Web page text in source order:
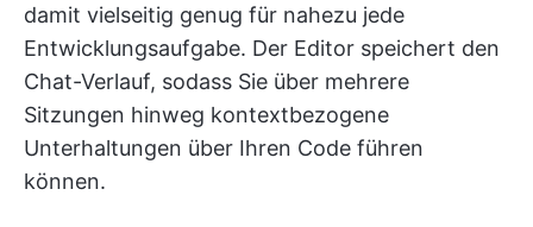
damit vielseitig genug für nahezu jede
Entwicklungsaufgabe. Der Editor speichert den
Chat-Verlauf, sodass Sie über mehrere
Sitzungen hinweg kontextbezogene
Unterhaltungen über Ihren Code führen
können.